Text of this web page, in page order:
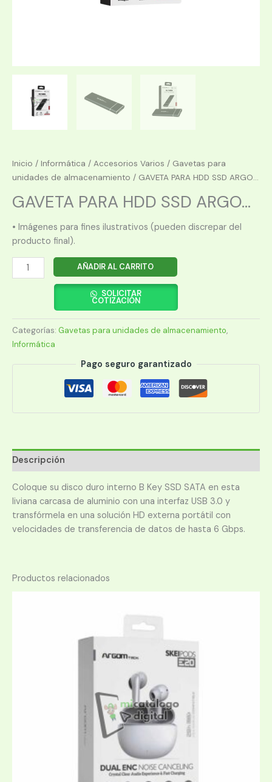
Inicio / Informática / Accesorios Varios / Gavetas para
unidades de almacenamiento / GAVETA PARA HDD SSD ARGO...
GAVETA PARA HDD SSD ARGO...
• Imágenes para fines ilustrativos (pueden discrepar del
producto final).
GAVETA
PARA
ARGOMTECH
ARG-
AC-
cantidad
AÑADIR AL CARRITO
SOLICITAR
COTIZACIÓN
Categorías: Gavetas para unidades de almacenamiento,
Informática
Pago seguro garantizado
Descripción
Coloque su disco duro interno B Key SSD SATA en esta
liviana carcasa de aluminio con una interfaz USB 3.0 y
transfórmela en una solución HD externa portátil con
velocidades de transferencia de datos de hasta 6 Gbps.
Productos relacionados